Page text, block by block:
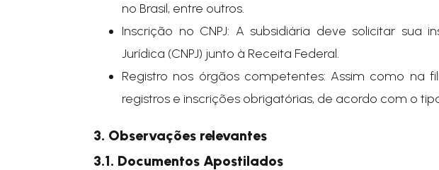
no Brasil, entre outros.
Inscrição no CNPJ: A subsidiária deve solicitar sua
Jurídica (CNPJ) junto à Receita Federal.
Registro nos órgãos competentes: Assim como na
registros e inscrições obrigatórias, de acordo com o
3. Observações relevantes
3.1. Documentos Apostilados